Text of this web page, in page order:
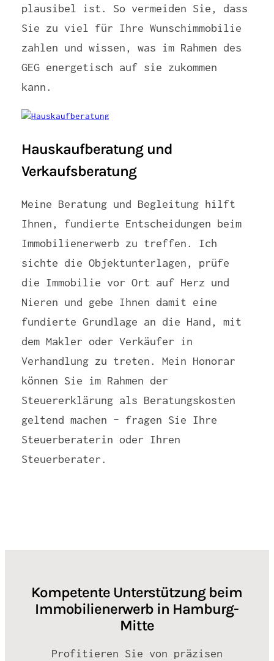
plausibel ist. So vermeiden Sie, dass
Sie zu viel für Ihre Wunschimmobilie
zahlen und wissen, was im Rahmen des
GEG energetisch auf sie zukommen
kann.
Hauskaufberatung und
Verkaufsberatung
Meine Beratung und Begleitung hilft
Ihnen, fundierte Entscheidungen beim
Immobilienerwerb zu treffen. Ich
sichte die Objektunterlagen, prüfe
die Immobilie vor Ort auf Herz und
Nieren und gebe Ihnen damit eine
fundierte Grundlage an die Hand, mit
dem Makler oder Verkäufer in
Verhandlung zu treten. Mein Honorar
können Sie im Rahmen der
Steuererklärung als Beratungskosten
geltend machen – fragen Sie Ihre
Steuerberaterin oder Ihren
Steuerberater.
Kompetente Unterstützung beim
Immobilienerwerb in Hamburg-
Mitte
Profitieren Sie von präzisen